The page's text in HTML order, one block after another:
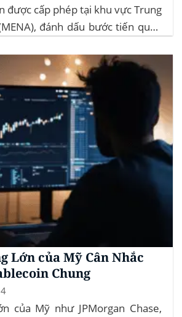
được cấp phép tại khu vực Trung
đánh dấu bước tiến quan
sản. Dự án này là...
Lớn của Mỹ Cân Nhắc
Chung
của Mỹ như JPMorgan Chase,